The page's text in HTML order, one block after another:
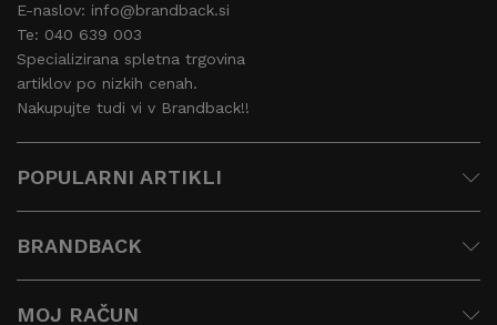
E-naslov: info@brandback.si
Te: 040 639 003
Specializirana spletna trgovina
artiklov po nizkih cenah.
Nakupujte tudi vi v Brandback!!
POPULARNI ARTIKLI
BRANDBACK
MOJ RAČUN